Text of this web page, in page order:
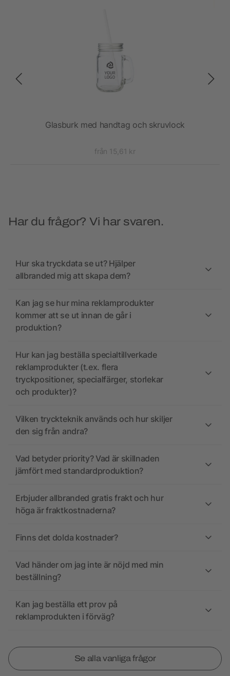
Glasburk med handtag och skruvlock
från 15,61 kr
Har du frågor? Vi har svaren.
Hur ska tryckdata se ut? Hjälper
allbranded mig att skapa dem?
Kan jag se hur mina reklamprodukter
kommer att se ut innan de går i
produktion?
Hur kan jag beställa specialtillverkade
reklamprodukter (t.ex. flera
tryckpositioner, specialfärger, storlekar
och produkter)?
Vilken tryckteknik används och hur skiljer
den sig från andra?
Vad betyder priority? Vad är skillnaden
jämfört med standardproduktion?
Erbjuder allbranded gratis frakt och hur
höga är fraktkostnaderna?
Finns det dolda kostnader?
Vad händer om jag inte är nöjd med min
beställning?
Kan jag beställa ett prov på
reklamprodukten i förväg?
Se alla vanliga frågor